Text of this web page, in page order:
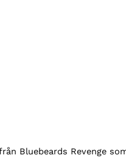
Bluebeards Revenge